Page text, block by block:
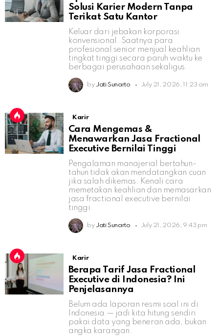
Solusi Karier Modern Tanpa
Terikat Satu Kantor
Keluar dari jebakan korporasi
konvensional. Saatnya para
profesional senior menjual keahlian
tingkat tinggi secara paruh waktu ke
berbagai perusahaan sekaligus.
by Jati Sunarto July 21, 2026, 11:23 am
Karir
Cara Mengemas &
Menawarkan Jasa Fractional
Executive Bernilai Tinggi
Pengalaman manajerial bertahun-
tahun tidak akan mendatangkan cuan
jika salah dikemas. Kenali cara
memetakan keahlian dan memasarkan
jasa fractional executive bernilai
tinggi.
by Jati Sunarto July 21, 2026, 9:43 pm
Karir
Berapa Tarif Jasa Fractional
Executive di Indonesia? Ini
Penjelasannya
Belum ada laporan resmi soal ini di
Indonesia — jadi kita hitung sendiri
pakai data yang beneran ada, bukan
angka karangan.